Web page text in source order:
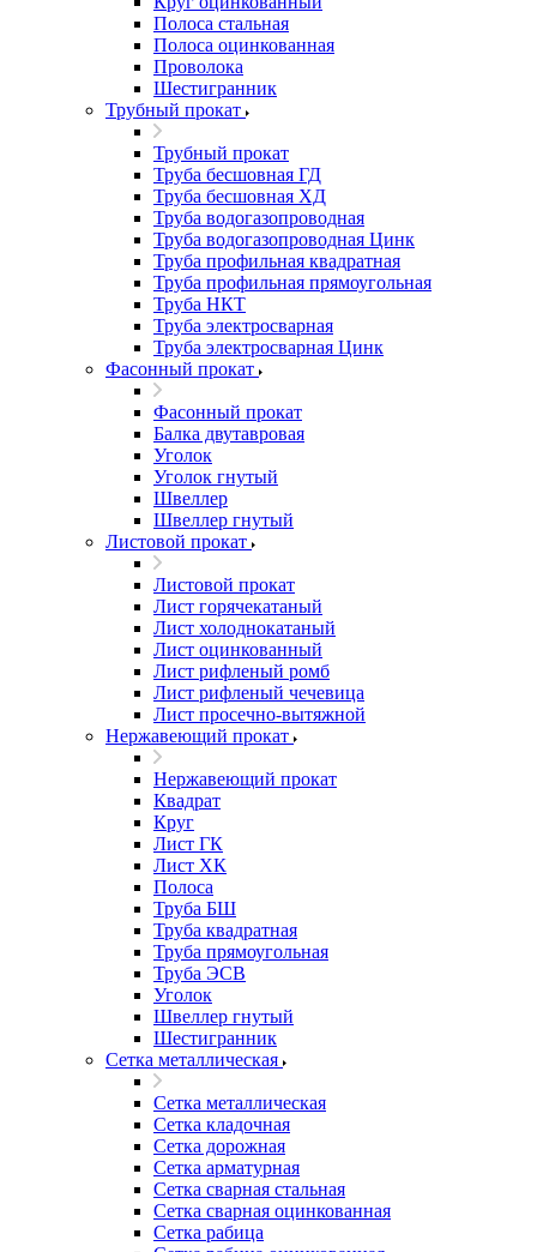
Полоса стальная
Полоса оцинкованная
Проволока
Шестигранник
Трубный прокат
Трубный прокат
Труба бесшовная ГД
Труба бесшовная ХД
Труба водогазопроводная
Труба водогазопроводная Цинк
Труба профильная квадратная
Труба профильная прямоугольная
Труба НКТ
Труба электросварная
Труба электросварная Цинк
Фасонный прокат
Фасонный прокат
Балка двутавровая
Уголок
Уголок гнутый
Швеллер
Швеллер гнутый
Листовой прокат
Листовой прокат
Лист горячекатаный
Лист холоднокатаный
Лист оцинкованный
Лист рифленый ромб
Лист рифленый чечевица
Лист просечно-вытяжной
Нержавеющий прокат
Нержавеющий прокат
Квадрат
Круг
Лист ГК
Лист ХК
Полоса
Труба БШ
Труба квадратная
Труба прямоугольная
Труба ЭСВ
Уголок
Швеллер гнутый
Шестигранник
Сетка металлическая
Сетка металлическая
Сетка кладочная
Сетка дорожная
Сетка арматурная
Сетка сварная стальная
Сетка сварная оцинкованная
Сетка рабица